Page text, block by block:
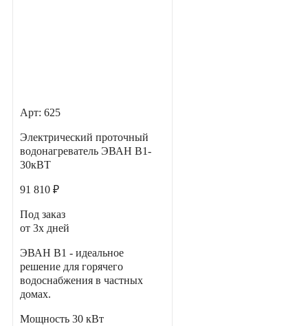
Арт: 625
Электрический проточный
водонагреватель ЭВАН В1-
30кВТ
91 810 ₽
Под заказ
от 3х дней
ЭВАН В1 - идеальное
решение для горячего
водоснабжения в частных
домах.
Мощность 30 кВт